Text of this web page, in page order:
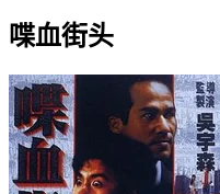
喋血街头